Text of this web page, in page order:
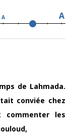
A A
de Lahmada.
conviée chez
commenter les